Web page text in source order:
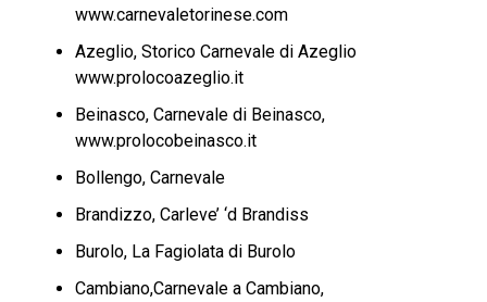
www.carnevaletorinese.com
Azeglio, Storico Carnevale di Azeglio
www.prolocoazeglio.it
Beinasco, Carnevale di Beinasco,
www.prolocobeinasco.it
Bollengo, Carnevale
Brandizzo, Carleve’ ‘d Brandiss
Burolo, La Fagiolata di Burolo
Cambiano,Carnevale a Cambiano,